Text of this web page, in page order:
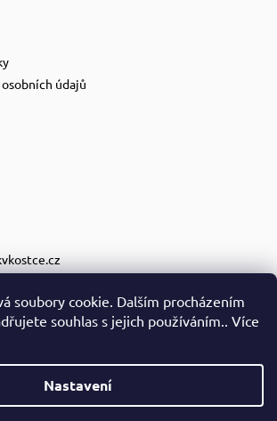
soubory cookie. Dalším procházením
souhlas s jejich používáním.. Více
Nastavení
údajů
nabytekvkostce.cz/
Vytvořil Shoptet